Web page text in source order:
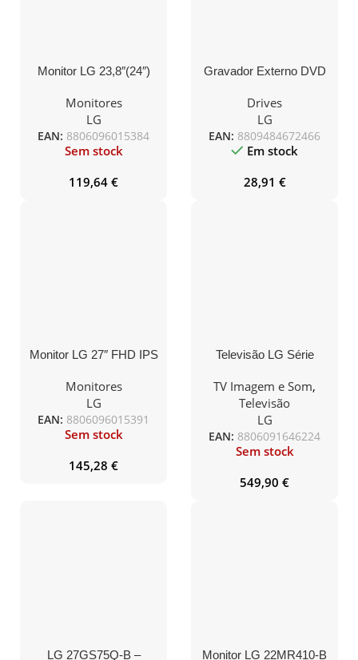
Monitor LG 23,8″(24″)
FLICKER SAFE
Monitores
LG
EAN: 8806096015384
Sem stock
119,64 €
Gravador Externo DVD
GP57EW40.AHLE10B
Branco
Drives
LG
EAN: 8809484672466
Em stock
28,91 €
Monitor LG 27″ FHD IPS
SAFE
Monitores
LG
EAN: 8806096015391
Sem stock
145,28 €
Televisão LG Série
4K UHD
TV Imagem e Som,
Televisão
LG
EAN: 8806091646224
Sem stock
549,90 €
LG 27GS75Q-B – Monitor LG 22MR410-B